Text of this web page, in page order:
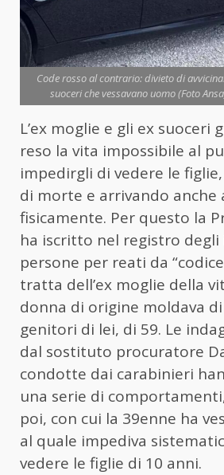
Code rosso al contrario: divieto di
suoceri che vessavano uomo (Foto
L’ex moglie e gli ex suoceri
reso la vita impossibile al
impedirgli di vedere le
di morte e arrivando anche
fisicamente. Per questo la
ha iscritto nel registro
persone per reati da
tratta dell’ex moglie della
donna di origine moldava
genitori di lei, di 59. Le
dal sostituto procuratore
condotte dai carabinieri
una serie di
poi, con cui la 39enne ha
al quale impediva
vedere le figlie di 10 anni.